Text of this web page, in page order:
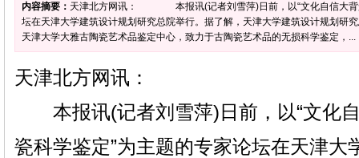
内容摘要： 天津北方网讯： 本报讯(记者刘雪萍)日前，以“文化自信大背
坛在天津大学建筑设计规划研究总院举行。据了解，天津大学建筑设计规划研
天津大学大雅古陶瓷艺术品鉴定中心，致力于古陶瓷艺术品的无损科学鉴定，...
天津北方网讯：
本报讯(记者刘雪萍)日前，以“文化
瓷科学鉴定”为主题的专家论坛在天津大